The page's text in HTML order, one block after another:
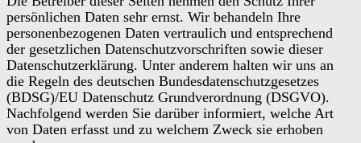
persönlichen Daten sehr ernst. Wir behandeln Ihre
personenbezogenen Daten vertraulich und entsprechend
der gesetzlichen Datenschutzvorschriften sowie dieser
Datenschutzerklärung. Unter anderem halten wir uns an
die Regeln des deutschen Bundesdatenschutzgesetzes
(BDSG)/EU Datenschutz Grundverordnung (DSGVO).
Nachfolgend werden Sie darüber informiert, welche Art
von Daten erfasst und zu welchem Zweck sie erhoben